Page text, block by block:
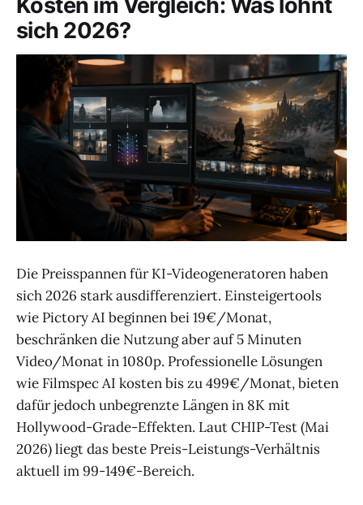
Kosten im Vergleich: Was lohnt
sich 2026?
Die Preisspannen für KI-Videogeneratoren haben
sich 2026 stark ausdifferenziert. Einsteigertools
wie Pictory AI beginnen bei 19€/Monat,
beschränken die Nutzung aber auf 5 Minuten
Video/Monat in 1080p. Professionelle Lösungen
wie Filmspec AI kosten bis zu 499€/Monat, bieten
dafür jedoch unbegrenzte Längen in 8K mit
Hollywood-Grade-Effekten. Laut CHIP-Test (Mai
2026) liegt das beste Preis-Leistungs-Verhältnis
aktuell im 99-149€-Bereich.